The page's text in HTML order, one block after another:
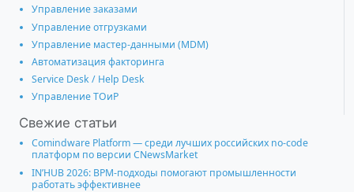
Управление заказами
Управление отгрузками
Управление мастер-данными (MDM)
Автоматизация факторинга
Service Desk / Help Desk
Управление ТОиР
Свежие статьи
Comindware Platform — среди лучших российских no-code
платформ по версии CNewsMarket
IN’HUB 2026: BPM-подходы помогают промышленности
работать эффективнее